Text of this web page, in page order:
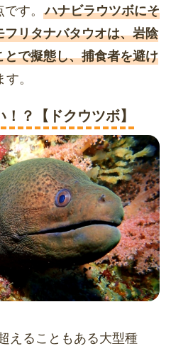
す。 ハナビラウツボにそ
リタナバタウオは、岩陰
で擬態し、捕食者を避け
。
？【ドクウツボ】
えることもある大型種